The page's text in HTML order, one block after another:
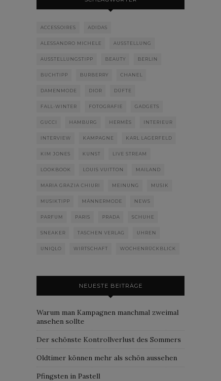
ACCESSOIRES ADIDAS
ALESSANDRO MICHELE AUSSTELLUNG
AUSSTELLUNGSTIPP BEAUTY BERLIN
BUCHTIPP BURBERRY CHANEL
DAMENMODE DIOR DÜFTE
FALL-WINTER FOTOGRAFIE GADGETS
GUCCI HAMBURG HERMÈS INTERIEUR
INTERVIEW KAMPAGNE KARL LAGERFELD
KIM JONES KUNST LIVE STREAM
LOOKBOOK LOUIS VUITTON MAILAND
MARIA GRAZIA CHIURI MEINUNG MUSIK
MUSIKTIPP MÄNNERMODE NEWS
PARFUM PARIS PRADA SCHUHE
SNEAKER TASCHEN VERLAG UHREN
UNIQLO WIRTSCHAFT WOCHENRÜCKBLICK
NEUESTE BEITRÄGE
Warum man Kampagnen manchmal zweimal
ansehen sollte
Der schönste Kontrollverlust des Sommers
Oldtimer können mehr als schön aussehen
Pfingsten in Pastell